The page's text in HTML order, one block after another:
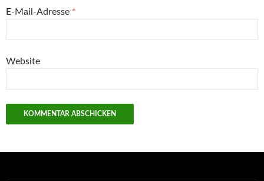
E-Mail-Adresse *
Website